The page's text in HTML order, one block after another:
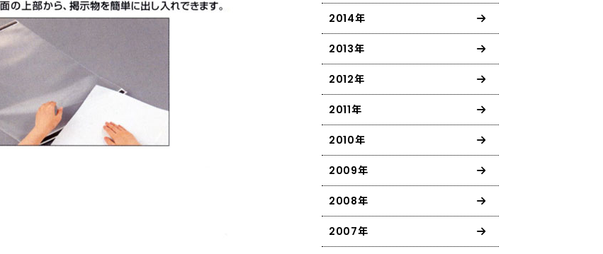
2014年
2013年
2012年
2011年
2010年
2009年
2008年
2007年